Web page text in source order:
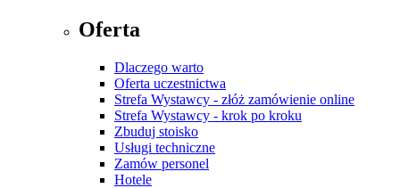
Oferta
Dlaczego warto
Oferta uczestnictwa
Strefa Wystawcy - złóż zamówienie online
Strefa Wystawcy - krok po kroku
Zbuduj stoisko
Usługi techniczne
Zamów personel
Hotele